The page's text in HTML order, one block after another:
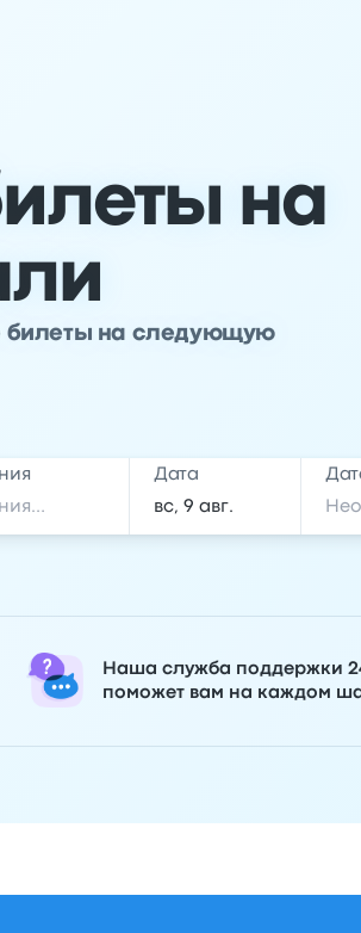
на
билеты на следующую
Дата
Наша служба поддержки
поможет вам на каждом